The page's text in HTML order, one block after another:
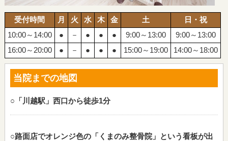
受付時間 月 火 水 木 金 土
日・祝
10:00～14:00
● － ● ● ● 9:00～13:00
9:00～13:00
16:00～20:00
● － ● ● ● 15:00～19:00 14:00～18:00
当院までの地図
○「川越駅」西口から徒歩1分
○路面店でオレンジ色の「くまのみ整骨院」という看板が出